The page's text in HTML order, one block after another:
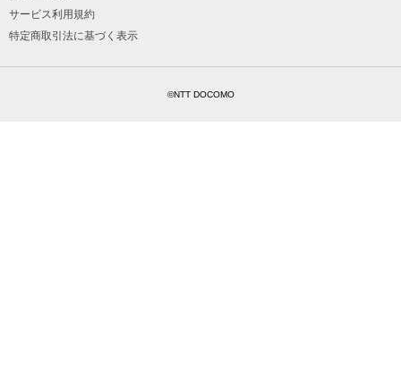
サービス利用規約
特定商取引法に基づく表示
©NTT DOCOMO